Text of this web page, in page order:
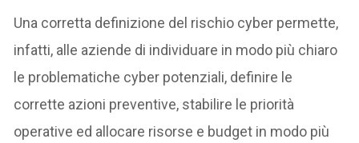
Una corretta definizione del rischio cyber permette,
infatti, alle aziende di individuare in modo più chiaro
le problematiche cyber potenziali, definire le
corrette azioni preventive, stabilire le priorità
operative ed allocare risorse e budget in modo più